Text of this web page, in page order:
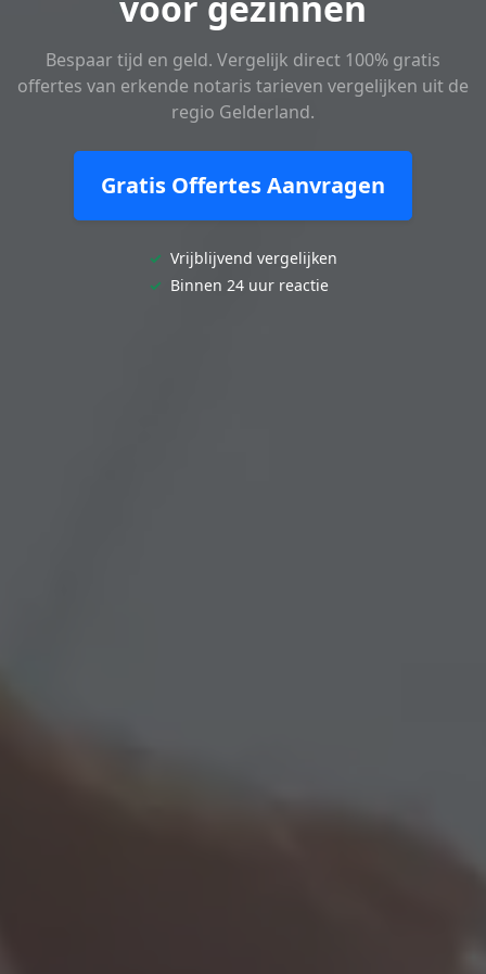
Bespaar tijd en geld. Vergelijk direct 100% gratis
offertes van erkende notaris tarieven vergelijken uit de
regio Gelderland.
Gratis Offertes Aanvragen
✓ Vrijblijvend vergelijken
✓ Binnen 24 uur reactie